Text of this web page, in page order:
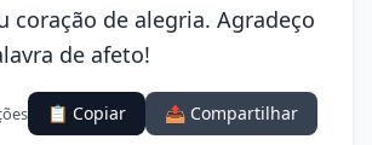
coração de alegria. Agradeço
de afeto!
📋 Copiar 📤 Compartilhar